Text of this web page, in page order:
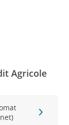
Agricole